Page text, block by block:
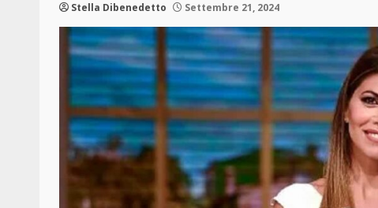
Stella Dibenedetto Settembre 21, 2024